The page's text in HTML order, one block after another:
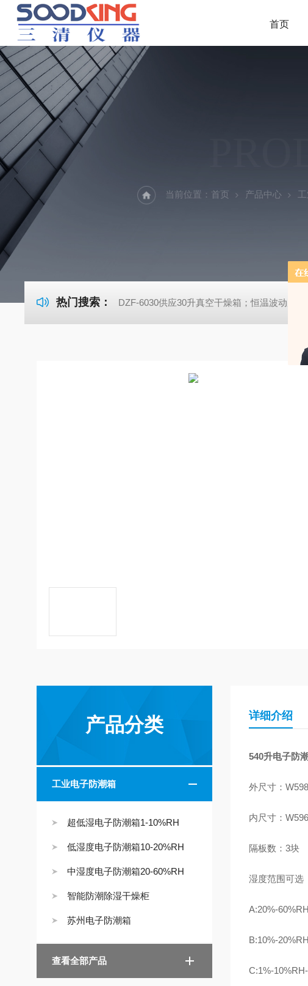
首页
当前位置： 首页 产品中心
热门搜索： DZF-6030供应30升真空干燥箱；恒温波动度
产品分类
工业电子防潮箱
超低湿电子防潮箱1-10%RH
低湿度电子防潮箱10-20%RH
中湿度电子防潮箱20-60%RH
智能防潮除湿干燥柜
苏州电子防潮箱
查看全部产品
详细介绍
540升电子防
外尺寸：
内尺寸：
隔板数：3块
湿度范围可选
A:20%-
B:10%-
C:1%-